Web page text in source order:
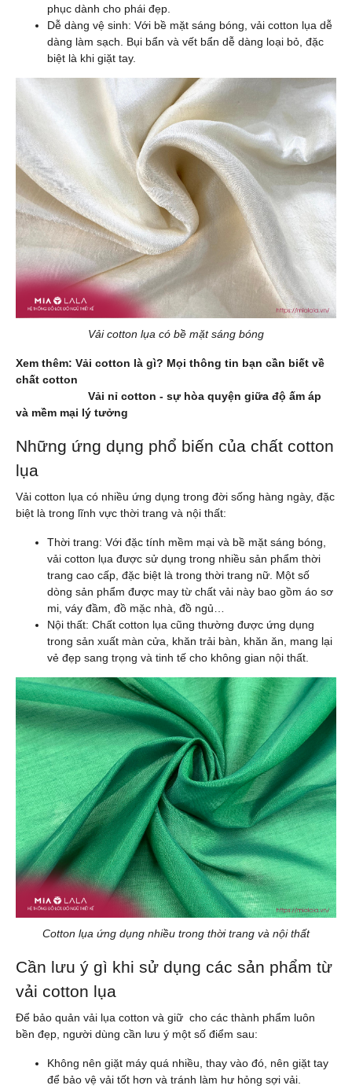
phục dành cho phái đẹp.
Dễ dàng vệ sinh: Với bề mặt sáng bóng, vải cotton lụa dễ
dàng làm sạch. Bụi bẩn và vết bẩn dễ dàng loại bỏ, đặc
biệt là khi giặt tay.
Vải cotton lụa có bề mặt sáng bóng
Xem thêm: Vải cotton là gì? Mọi thông tin bạn cần biết về
chất cotton
Vải nỉ cotton - sự hòa quyện giữa độ ấm áp
và mềm mại lý tưởng
Những ứng dụng phổ biến của chất cotton
lụa
Vải cotton lụa có nhiều ứng dụng trong đời sống hàng ngày, đặc
biệt là trong lĩnh vực thời trang và nội thất:
Thời trang: Với đặc tính mềm mại và bề mặt sáng bóng,
vải cotton lụa được sử dụng trong nhiều sản phẩm thời
trang cao cấp, đặc biệt là trong thời trang nữ. Một số
dòng sản phẩm được may từ chất vải này bao gồm áo sơ
mi, váy đầm, đồ mặc nhà, đồ ngủ…
Nội thất: Chất cotton lụa cũng thường được ứng dụng
trong sản xuất màn cửa, khăn trải bàn, khăn ăn, mang lại
vẻ đẹp sang trọng và tinh tế cho không gian nội thất.
Cotton lụa ứng dụng nhiều trong thời trang và nội thất
Cần lưu ý gì khi sử dụng các sản phẩm từ
vải cotton lụa
Để bảo quản vải lụa cotton và giữ cho các thành phẩm luôn
bền đẹp, người dùng cần lưu ý một số điểm sau:
Không nên giặt máy quá nhiều, thay vào đó, nên giặt tay
để bảo vệ vải tốt hơn và tránh làm hư hỏng sợi vải.